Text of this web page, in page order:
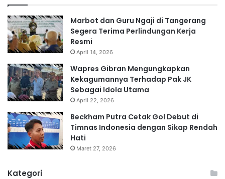
Marbot dan Guru Ngaji di Tangerang
Segera Terima Perlindungan Kerja
Resmi
April 14, 2026
Wapres Gibran Mengungkapkan
Kekagumannya Terhadap Pak JK
Sebagai Idola Utama
April 22, 2026
Beckham Putra Cetak Gol Debut di
Timnas Indonesia dengan Sikap Rendah
Hati
Maret 27, 2026
Kategori